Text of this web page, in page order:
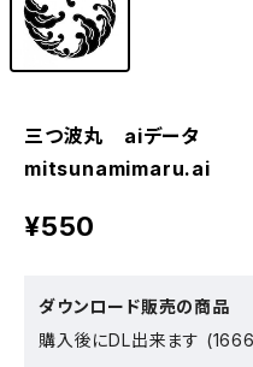
三つ波丸 aiデータ
mitsunamimaru.ai
¥550
ダウンロード販売の商品
購入後にDL出来ます